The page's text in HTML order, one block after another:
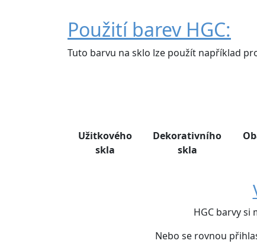
Použití barev HGC:
Tuto barvu na sklo lze použít například
Užitkového
skla
Dekorativního
skla
HGC barvy si
Nebo se rovnou